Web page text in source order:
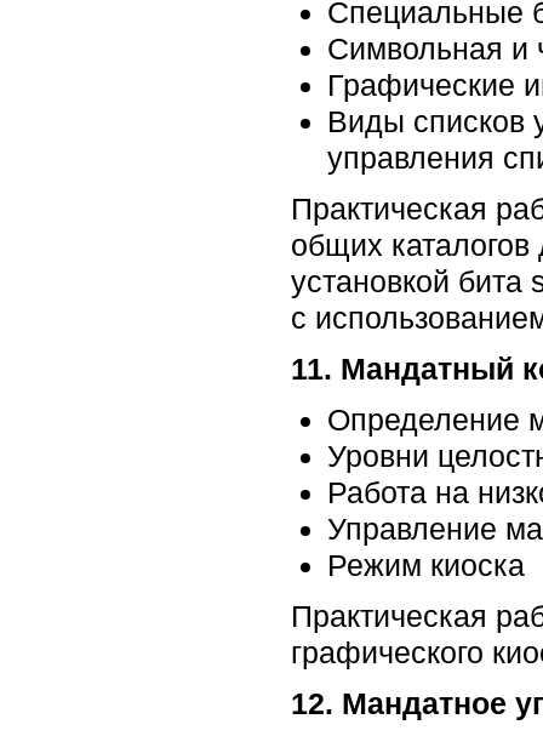
Специальные
Символьная и
Графические
Виды списков
управления
Практическая
общих
установкой бита
с
11. Мандатный
Определение
Уровни
Работа на
Управление
Режим киоска
Практическая
графического
12. Мандатное